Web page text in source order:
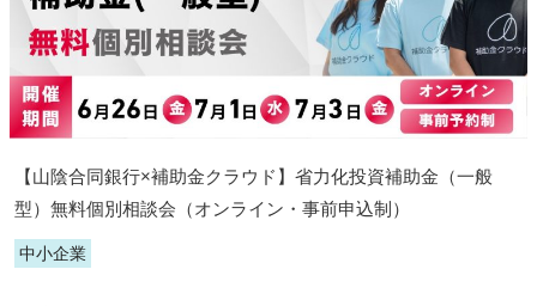
【山陰合同銀行×補助金クラウド】省力化投資補助金（一般
型）無料個別相談会（オンライン・事前申込制）
中小企業